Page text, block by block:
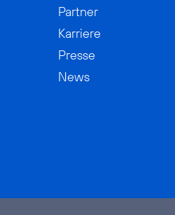
Partner
Karriere
Presse
News